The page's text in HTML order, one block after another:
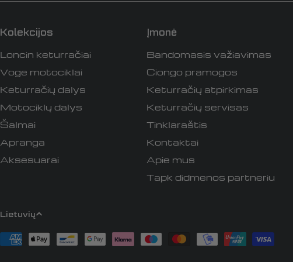
Kolekcijos
Loncin keturračiai
Voge motociklai
Keturračių dalys
Motociklų dalys
Šalmai
Apranga
Aksesuarai
Įmonė
Bandomasis važiavimas
Ciongo pramogos
Keturračių atpirkimas
Keturračių servisas
Tinklaraštis
Kontaktai
Apie mus
Tapk didmenos partneriu
K
a
Lietuvių
Apmokėjimo